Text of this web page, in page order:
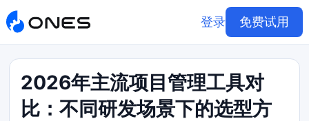
登录 免费试用
2026年主流项目管理工具对
比：不同研发场景下的选型方